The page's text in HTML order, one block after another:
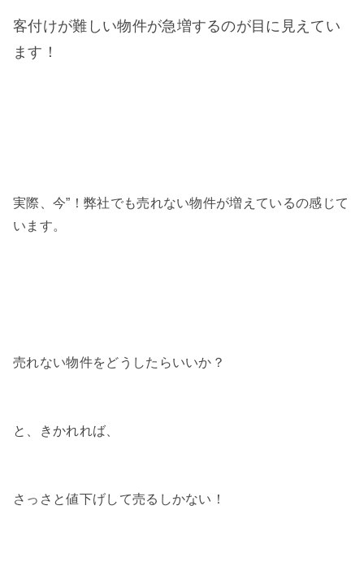
客付けが難しい物件が急増するのが目に見えてい
ます！
実際、今”！弊社でも売れない物件が増えているの感じて
います。
売れない物件をどうしたらいいか？
と、きかれれば、
さっさと値下げして売るしかない！